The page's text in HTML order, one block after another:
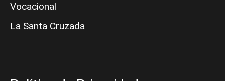
Vocacional
La Santa Cruzada